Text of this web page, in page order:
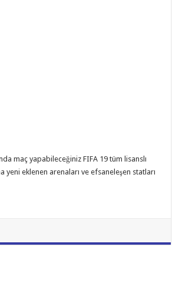
maç yapabileceğiniz FIFA 19 tüm lisanslı
yeni eklenen arenaları ve efsaneleşen statları